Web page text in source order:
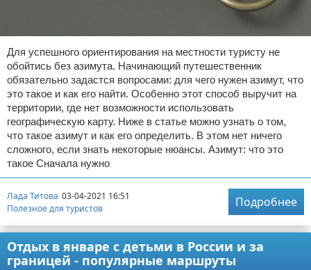
Для успешного ориентирования на местности туристу не
обойтись без азимута. Начинающий путешественник
обязательно задастся вопросами: для чего нужен азимут, что
это такое и как его найти. Особенно этот способ выручит на
территории, где нет возможности использовать
географическую карту. Ниже в статье можно узнать о том,
что такое азимут и как его определить. В этом нет ничего
сложного, если знать некоторые нюансы. Азимут: что это
такое Сначала нужно
Лада Титова 03-04-2021 16:51
Полезное для туристов
Подробнее
Отдых в январе с детьми в России и за
границей - популярные маршруты